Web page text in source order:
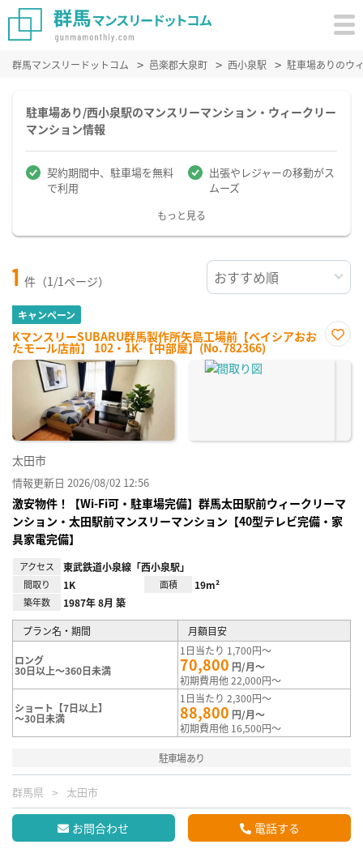
群馬マンスリードットコム 邑楽郡大泉町 西小泉駅 駐車場ありのウ
駐車場あり/西小泉駅のマンスリーマンション・ウィークリー
マンション情報
契約期間中、駐車場を無料
で利用
出張やレジャーの移動がス
ムーズ
もっと見る
1 件（1/1ページ）
キャンペーン
KマンスリーSUBARU群馬製作所矢島工場前【ベイシアおお
たモール店前】 102・1K-【中部屋】(No.782366)
に入
太田市
情報更新日 2026/08/02 12:56
激安物件！【Wi-Fi可・駐車場完備】群馬太田駅前ウィークリーマ
ンション・太田駅前マンスリーマンション【40型テレビ完備・家
具家電完備】
アクセス 東武鉄道小泉線「西小泉駅」
間取り 1K 面積 19m²
築年数 1987年 8月 築
プラン名・期間 月額目安
ロング
30日以上～360日未満
1日当たり 1,700円～
70,800 円/月～
初期費用他 22,000円～
ショート【7日以上】
～30日未満
1日当たり 2,300円～
88,800 円/月～
初期費用他 16,500円～
駐車場あり
群馬県 太田市
お問合わせ 電話する